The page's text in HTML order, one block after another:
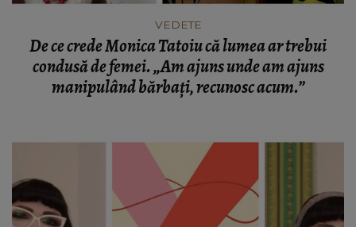
VEDETE
De ce crede Monica Tatoiu că lumea ar trebui
condusă de femei. „Am ajuns unde am ajuns
manipulând bărbați, recunosc acum.”